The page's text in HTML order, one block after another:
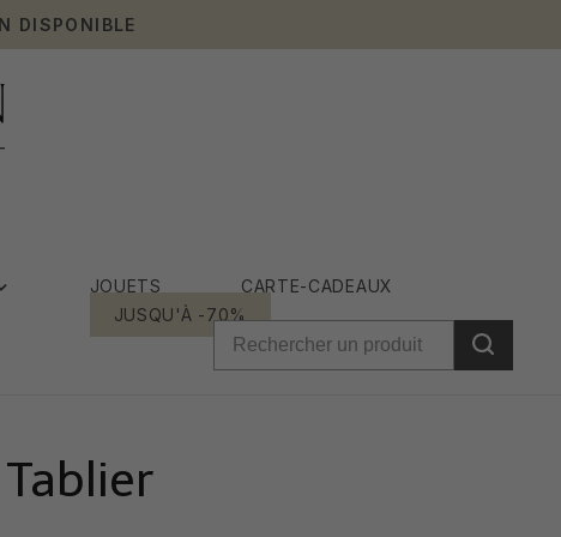
DISPONIBLE
JOUETS
CARTE-CADEAUX
JUSQU'À -70%